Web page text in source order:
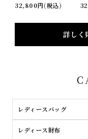
32,800円(税込)
詳しく
レディースバッグ
レディース財布